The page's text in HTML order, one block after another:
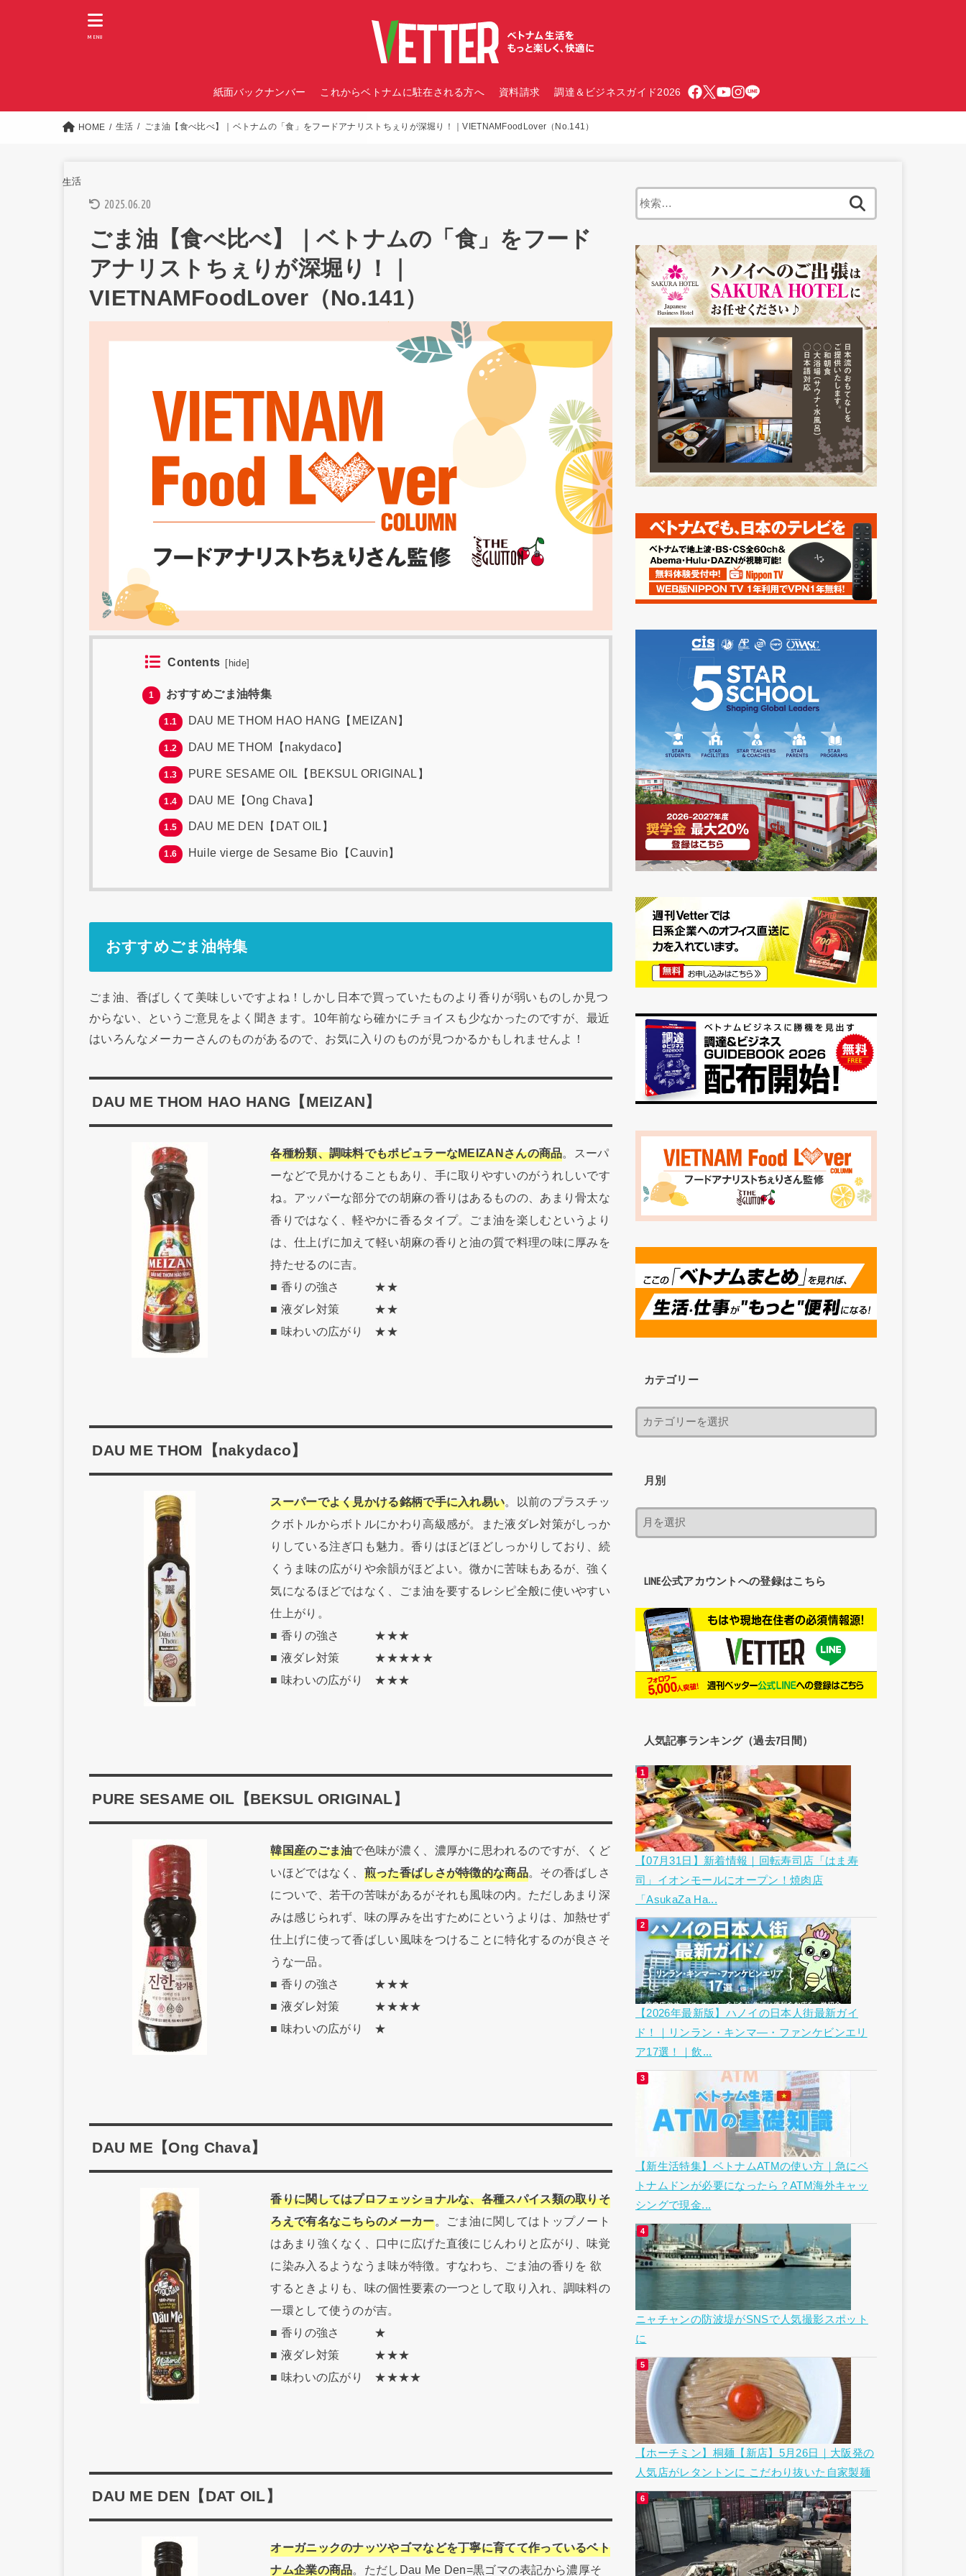
紙面バックナンバー これからベトナムに駐在される方へ 資料請求 調達＆ビジネスガイド2026
MENU
HOME 生活 ごま油【食べ比べ】｜ベトナムの「食」をフードアナリストちぇりが深堀り！｜VIETNAMFoodLover（No.141）
生活
2025.06.20
ごま油【食べ比べ】｜ベトナムの「食」をフード
アナリストちぇりが深堀り！｜
VIETNAMFoodLover（No.141）
Contents [ hide]
1 おすすめごま油特集
1.1 DAU ME THOM HAO HANG【MEIZAN】
1.2 DAU ME THOM【nakydaco】
1.3 PURE SESAME OIL【BEKSUL ORIGINAL】
1.4 DAU ME【Ong Chava】
1.5 DAU ME DEN【DAT OIL】
1.6 Huile vierge de Sesame Bio【Cauvin】
おすすめごま油特集
ごま油、香ばしくて美味しいですよね！しかし日本で買っていたものより香りが弱いものしか見つ
からない、というご意見をよく聞きます。10年前なら確かにチョイスも少なかったのですが、最近
はいろんなメーカーさんのものがあるので、お気に入りのものが見つかるかもしれませんよ！
DAU ME THOM HAO HANG【MEIZAN】
各種粉類、調味料でもポピュラーなMEIZANさんの商品。スーパ
ーなどで見かけることもあり、手に取りやすいのがうれしいです
ね。アッパーな部分での胡麻の香りはあるものの、あまり骨太な
香りではなく、軽やかに香るタイプ。ごま油を楽しむというより
は、仕上げに加えて軽い胡麻の香りと油の質で料理の味に厚みを
持たせるのに吉。
■ 香りの強さ ★★
■ 液ダレ対策 ★★
■ 味わいの広がり ★★
DAU ME THOM【nakydaco】
スーパーでよく見かける銘柄で手に入れ易い。以前のプラスチッ
クボトルからボトルにかわり高級感が。また液ダレ対策がしっか
りしている注ぎ口も魅力。香りはほどほどしっかりしており、続
くうま味の広がりや余韻がほどよい。微かに苦味もあるが、強く
気になるほどではなく、ごま油を要するレシピ全般に使いやすい
仕上がり。
■ 香りの強さ ★★★
■ 液ダレ対策 ★★★★★
■ 味わいの広がり ★★★
PURE SESAME OIL【BEKSUL ORIGINAL】
韓国産のごま油で色味が濃く、濃厚かに思われるのですが、くど
いほどではなく、 煎った香ばしさが特徴的な商品。その香ばしさ
についで、若干の苦味があるがそれも風味の内。ただしあまり深
みは感じられず、味の厚みを出すためにというよりは、加熱せず
仕上げに使って香ばしい風味をつけることに特化するのが良さそ
うな一品。
■ 香りの強さ ★★★
■ 液ダレ対策 ★★★★
■ 味わいの広がり ★
DAU ME【Ong Chava】
香りに関してはプロフェッショナルな、各種スパイス類の取りそ
ろえで有名なこちらのメーカー。ごま油に関してはトップノート
はあまり強くなく、口中に広げた直後にじんわりと広がり、味覚
に染み入るようなうま味が特徴。すなわち、ごま油の香りを 欲
するときよりも、味の個性要素の一つとして取り入れ、調味料の
一環として使うのが吉。
■ 香りの強さ ★
■ 液ダレ対策 ★★★
■ 味わいの広がり ★★★★
DAU ME DEN【DAT OIL】
オーガニックのナッツやゴマなどを丁寧に育てて作っているベト
ナム企業の商品。ただしDau Me Den=黒ゴマの表記から濃厚そ
カテゴリー
月別
LINE公式アカウントへの登録はこちら
人気記事ランキング（過去7日間）
【07月31日】新着情報｜回転寿司店「はま寿
司」イオンモールにオープン！焼肉店
「AsukaZa Ha...
【2026年最新版】ハノイの日本人街最新ガイ
ド！｜リンラン・キンマ―・ファンケビンエリ
ア17選！｜飲...
【新生活特集】ベトナムATMの使い方｜急にベ
トナムドンが必要になったら？ATM海外キャッ
シングで現金...
ニャチャンの防波堤がSNSで人気撮影スポット
に
【ホーチミン】桐麺【新店】5月26日｜大阪発の
人気店がレタントンに こだわり抜いた自家製麺